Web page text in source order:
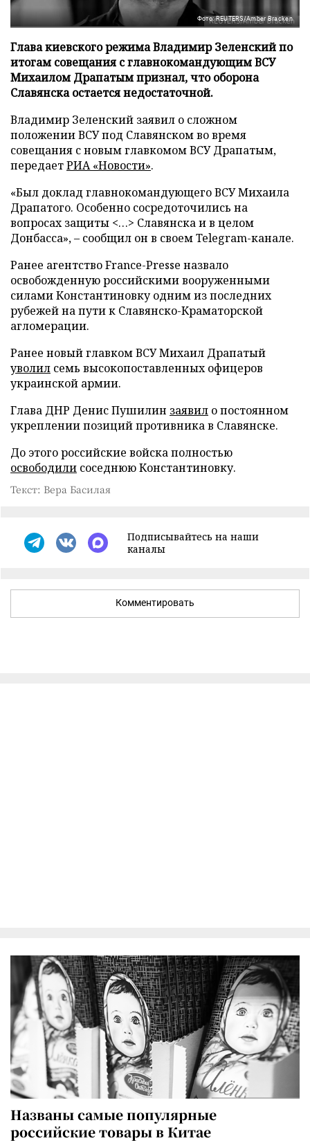
Фото: REUTERS/Amber Bracken
Глава киевского режима Владимир Зеленский по
итогам совещания с главнокомандующим ВСУ
Михаилом Драпатым признал, что оборона
Славянска остается недостаточной.
Владимир Зеленский заявил о сложном
положении ВСУ под Славянском во время
совещания с новым главкомом ВСУ Драпатым,
передаетРИА «Новости».
«Был доклад главнокомандующего ВСУ Михаила
Драпатого. Особенно сосредоточились на
вопросах защиты <…> Славянска и в целом
Донбасса», – сообщил он в своем Telegram-канале.
Ранее агентство France-Presse назвало
освобожденную российскими вооруженными
силами Константиновку одним из последних
рубежей на пути к Славянско-Краматорской
агломерации.
Ранее новый главком ВСУ Михаил Драпатый
уволил семь высокопоставленных офицеров
украинской армии.
Глава ДНР Денис Пушилин заявил о постоянном
укреплении позиций противника в Славянске.
До этого российские войска полностью
освободили соседнюю Константиновку.
Текст: Вера Басилая
Подписывайтесь на наши
каналы
Комментировать
Названы самые популярные
российские товары в Китае